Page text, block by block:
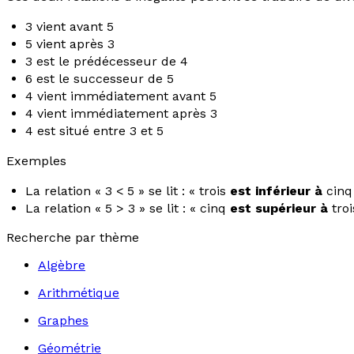
3 vient avant 5
5 vient après 3
3 est le prédécesseur de 4
6 est le successeur de 5
4 vient immédiatement avant 5
4 vient immédiatement après 3
4 est situé entre 3 et 5
Exemples
La relation « 3 < 5 » se lit : « trois est inférieur à cinq
La relation « 5 > 3 » se lit : « cinq est supérieur à
Recherche par thème
Algèbre
Arithmétique
Graphes
Géométrie